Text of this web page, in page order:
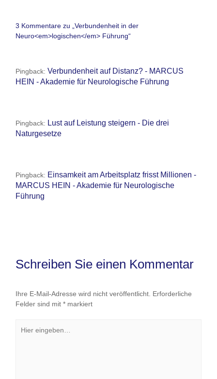
3 Kommentare zu „Verbundenheit in der
Neuro<em>logischen</em> Führung“
Pingback: Verbundenheit auf Distanz? - MARCUS
HEIN - Akademie für Neurologische Führung
Pingback: Lust auf Leistung steigern - Die drei
Naturgesetze
Pingback: Einsamkeit am Arbeitsplatz frisst Millionen -
MARCUS HEIN - Akademie für Neurologische
Führung
Schreiben Sie einen Kommentar
Ihre E-Mail-Adresse wird nicht veröffentlicht. Erforderliche
Felder sind mit *markiert
eingeben…